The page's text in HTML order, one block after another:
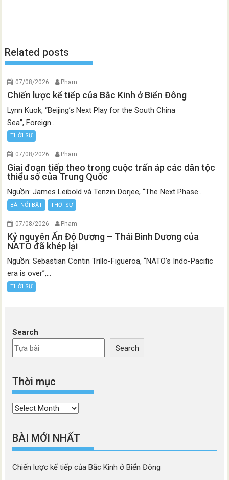
Related posts
07/08/2026 Pham
Chiến lược kế tiếp của Bắc Kinh ở Biển Đông
Lynn Kuok, “Beijing’s Next Play for the South China
Sea”, Foreign...
THỜI SỰ
07/08/2026 Pham
Giai đoạn tiếp theo trong cuộc trấn áp các dân tộc
thiểu số của Trung Quốc
Nguồn: James Leibold và Tenzin Dorjee, “The Next Phase...
BÀI NỔI BẬT THỜI SỰ
07/08/2026 Pham
Kỷ nguyên Ấn Độ Dương – Thái Bình Dương của
NATO đã khép lại
Nguồn: Sebastian Contin Trillo-Figueroa, “NATO’s Indo-Pacific
era is over”,...
THỜI SỰ
Search
Search
Thời mục
Thời
BÀI MỚI NHẤT
Chiến lược kế tiếp của Bắc Kinh ở Biển Đông